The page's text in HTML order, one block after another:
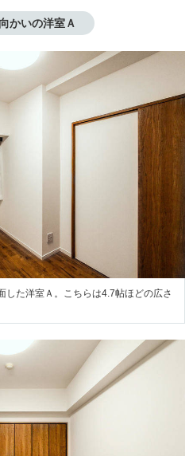
かいの洋室Ａ
した洋室Ａ。こちらは4.7帖ほどの広さ